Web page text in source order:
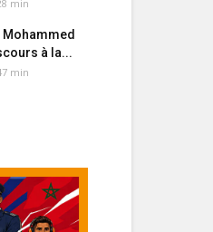
min
Mohammed
à la...
min